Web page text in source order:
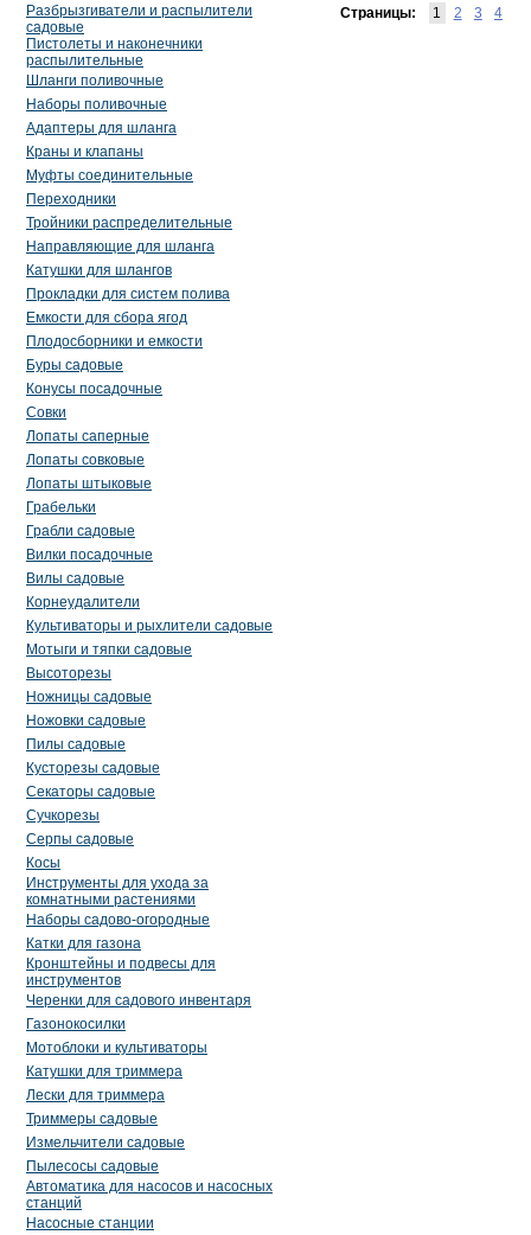
Разбрызгиватели и распылители
садовые
Пистолеты и наконечники
распылительные
Шланги поливочные
Наборы поливочные
Адаптеры для шланга
Краны и клапаны
Муфты соединительные
Переходники
Тройники распределительные
Направляющие для шланга
Катушки для шлангов
Прокладки для систем полива
Емкости для сбора ягод
Плодосборники и емкости
Буры садовые
Конусы посадочные
Совки
Лопаты саперные
Лопаты совковые
Лопаты штыковые
Грабельки
Грабли садовые
Вилки посадочные
Вилы садовые
Корнеудалители
Культиваторы и рыхлители садовые
Мотыги и тяпки садовые
Высоторезы
Ножницы садовые
Ножовки садовые
Пилы садовые
Кусторезы садовые
Секаторы садовые
Сучкорезы
Серпы садовые
Косы
Инструменты для ухода за
комнатными растениями
Наборы садово-огородные
Катки для газона
Кронштейны и подвесы для
инструментов
Черенки для садового инвентаря
Газонокосилки
Мотоблоки и культиваторы
Катушки для триммера
Лески для триммера
Триммеры садовые
Измельчители садовые
Пылесосы садовые
Автоматика для насосов и насосных
станций
Насосные станции
Страницы:
1 2 3 4